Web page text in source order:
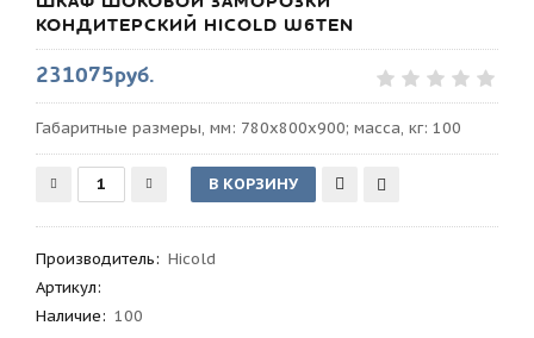
КОНДИТЕРСКИЙ HICOLD W6TEN
231075руб.
Габаритные размеры, мм: 780х800х900; масса, кг: 100
Производитель: Hicold
Артикул:
Наличие: 100